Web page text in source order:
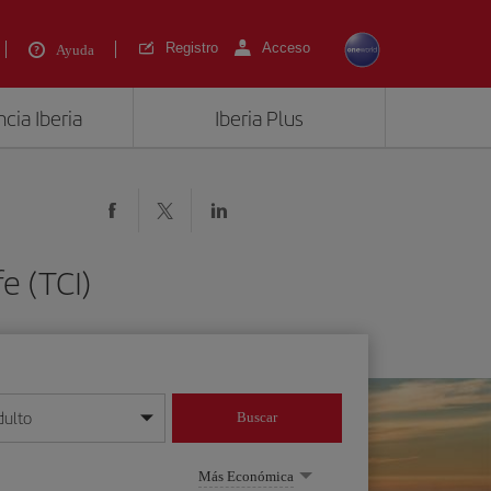
Ayuda Registro Acceso
Iberia Iberia Plus
(TCI)
mes/año
Buscar
Más Económica